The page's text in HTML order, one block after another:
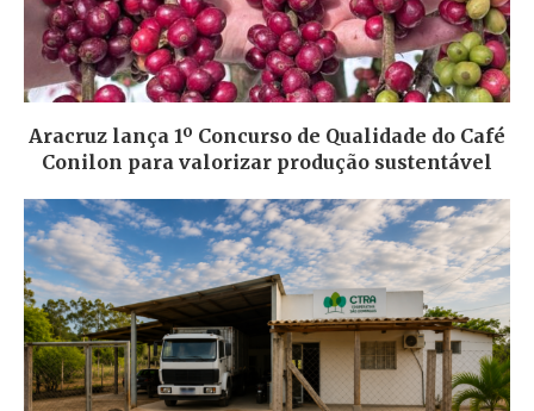
Aracruz lança 1º Concurso de Qualidade do Café
Conilon para valorizar produção sustentável